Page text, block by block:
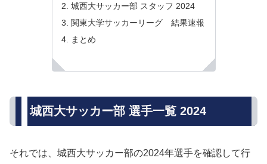
城西大サッカー部 スタッフ 2024
関東大学サッカーリーグ 結果速報
まとめ
城西大サッカー部 選手一覧 2024
それでは、城西大サッカー部の2024年選手を確認して行